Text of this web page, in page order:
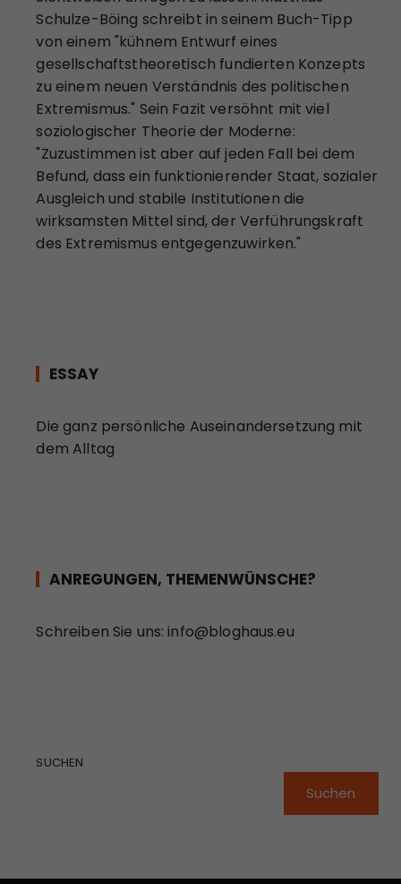
Schulze-Böing schreibt in seinem Buch-Tipp
von einem "kühnem Entwurf eines
gesellschaftstheoretisch fundierten Konzepts
zu einem neuen Verständnis des politischen
Extremismus." Sein Fazit versöhnt mit viel
soziologischer Theorie der Moderne:
"Zuzustimmen ist aber auf jeden Fall bei dem
Befund, dass ein funktionierender Staat, sozialer
Ausgleich und stabile Institutionen die
wirksamsten Mittel sind, der Verführungskraft
des Extremismus entgegenzuwirken."
ESSAY
Die ganz persönliche Auseinandersetzung mit
dem Alltag
ANREGUNGEN, THEMENWÜNSCHE?
Schreiben Sie uns: info@bloghaus.eu
SUCHEN
Suchen